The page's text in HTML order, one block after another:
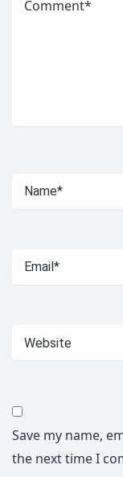
Save my name,
the next time I